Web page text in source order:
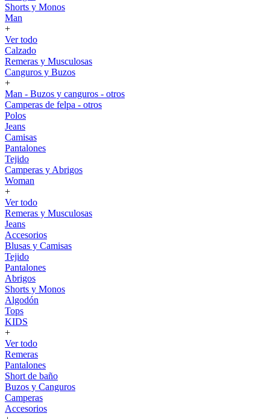
Shorts y Monos
Man
+
Ver todo
Calzado
Remeras y Musculosas
Canguros y Buzos
+
Man - Buzos y canguros - otros
Camperas de felpa - otros
Polos
Jeans
Camisas
Pantalones
Tejido
Camperas y Abrigos
Woman
+
Ver todo
Remeras y Musculosas
Jeans
Accesorios
Blusas y Camisas
Tejido
Pantalones
Abrigos
Shorts y Monos
Algodón
Tops
KIDS
+
Ver todo
Remeras
Pantalones
Short de baño
Buzos y Canguros
Camperas
Accesorios